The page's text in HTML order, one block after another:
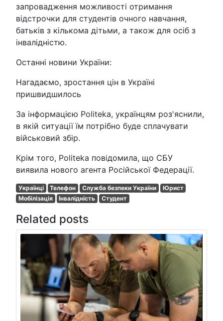
запровадження можливості отримання
відстрочки для студентів очного навчання,
батьків з кількома дітьми, а також для осіб з
інвалідністю.
Останні новини України:
Нагадаємо, зростання цін в Україні
пришвидшилось
За інформацією Politeka, українцям роз'яснили,
в якій ситуації їм потрібно буде сплачувати
військовий збір.
Крім того, Politeka повідомила, що СБУ
виявила нового агента Російської Федерації.
Українці Телефон Служба безпеки України
Юрист
Мобілізація
Інвалідність Студент
Related posts